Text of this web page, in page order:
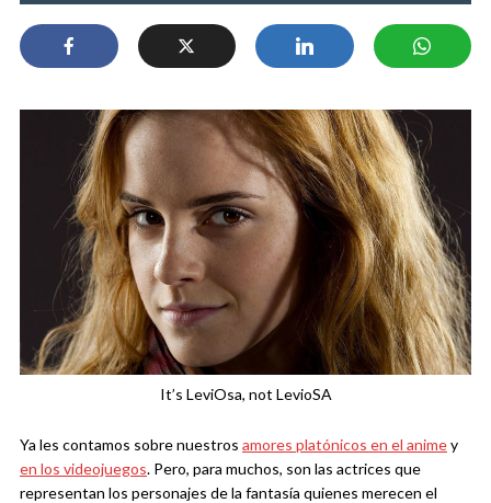
It’s LeviOsa, not LevioSA
Ya les contamos sobre nuestros amores platónicos en el animey
en los videojuegos. Pero, para muchos, son las actrices que
representan los personajes de la fantasía quienes merecen el